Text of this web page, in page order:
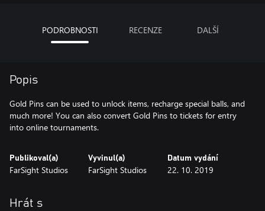
PODROBNOSTI RECENZE DALŠÍ
Popis
Gold Pins can be used to unlock items, recharge special balls, and
much more! You can also convert Gold Pins to tickets for entry
into online tournaments.
Publikoval(a)
FarSight Studios
Vyvinul(a)
FarSight Studios
Datum vydání
22. 10. 2019
Hrát s